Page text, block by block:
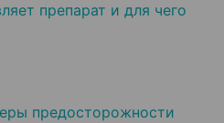
препарат и для чего
предосторожности